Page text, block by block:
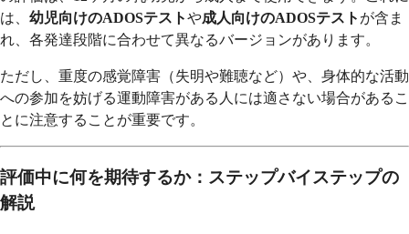
は、 幼児向けのADOSテストや成人向けのADOSテスト が含ま
れ、各発達段階に合わせて異なるバージョンがあります。
ただし、重度の感覚障害（失明や難聴など）や、身体的な活動
への参加を妨げる運動障害がある人には適さない場合があるこ
とに注意することが重要です。
評価中に何を期待するか：ステップバイステップの
解説